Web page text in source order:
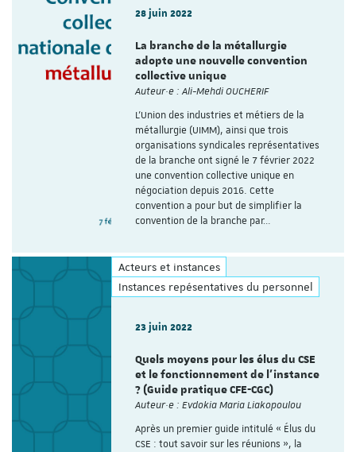
28 juin 2022
La branche de la métallurgie
adopte une nouvelle convention
collective unique
Auteur·e : Ali-Mehdi OUCHERIF
L’Union des industries et métiers de la
métallurgie (UIMM), ainsi que trois
organisations syndicales représentatives
de la branche ont signé le 7 février 2022
une convention collective unique en
négociation depuis 2016. Cette
convention a pour but de simplifier la
convention de la branche par…
Acteurs et instances
Instances repésentatives du personnel
23 juin 2022
Quels moyens pour les élus du CSE
et le fonctionnement de l’instance
? (Guide pratique CFE-CGC)
Auteur·e : Evdokia Maria Liakopoulou
Après un premier guide intitulé « Élus du
CSE : tout savoir sur les réunions », la